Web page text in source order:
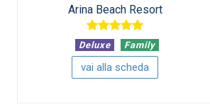
Arina Beach Resort
Deluxe Family
vai alla scheda